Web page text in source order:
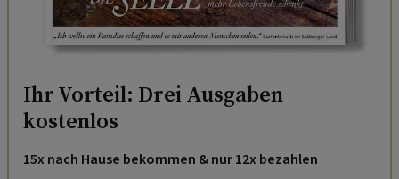
Ihr Vorteil: Drei Ausgaben
kostenlos
15x nach Hause bekommen & nur 12x bezahlen